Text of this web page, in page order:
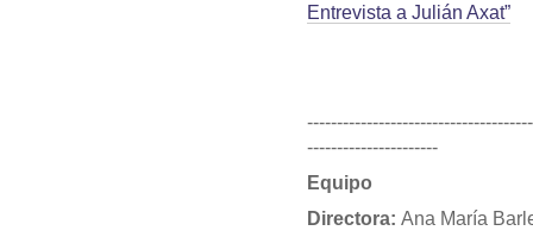
Entrevista a Julián Axat”
----------------------
Equipo
Directora:Ana María